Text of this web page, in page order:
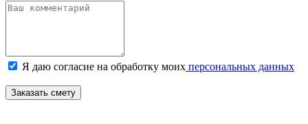
Я даю согласие на обработку моих персональных данных
Заказать смету